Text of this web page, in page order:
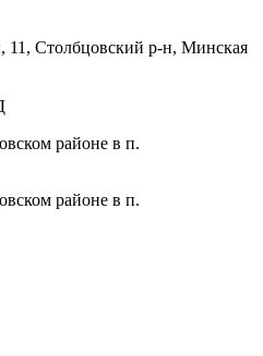
11, Столбцовский р-н, Минская
районе в п.
районе в п.